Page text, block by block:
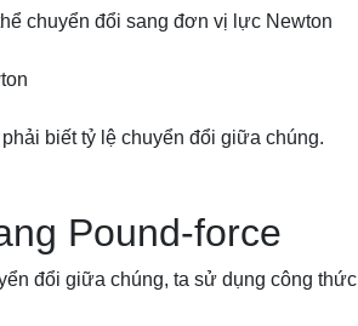
chuyển đổi sang đơn vị lực Newton
biết tỷ lệ chuyển đổi giữa chúng.
Pound-force
đổi giữa chúng, ta sử dụng công thức